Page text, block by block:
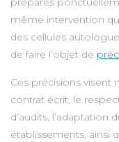
même intervention
des cellules
de faire l’objet de
Ces précisions visent
contrat écrit, le
d’audits, l’adaptation
établissements, ainsi